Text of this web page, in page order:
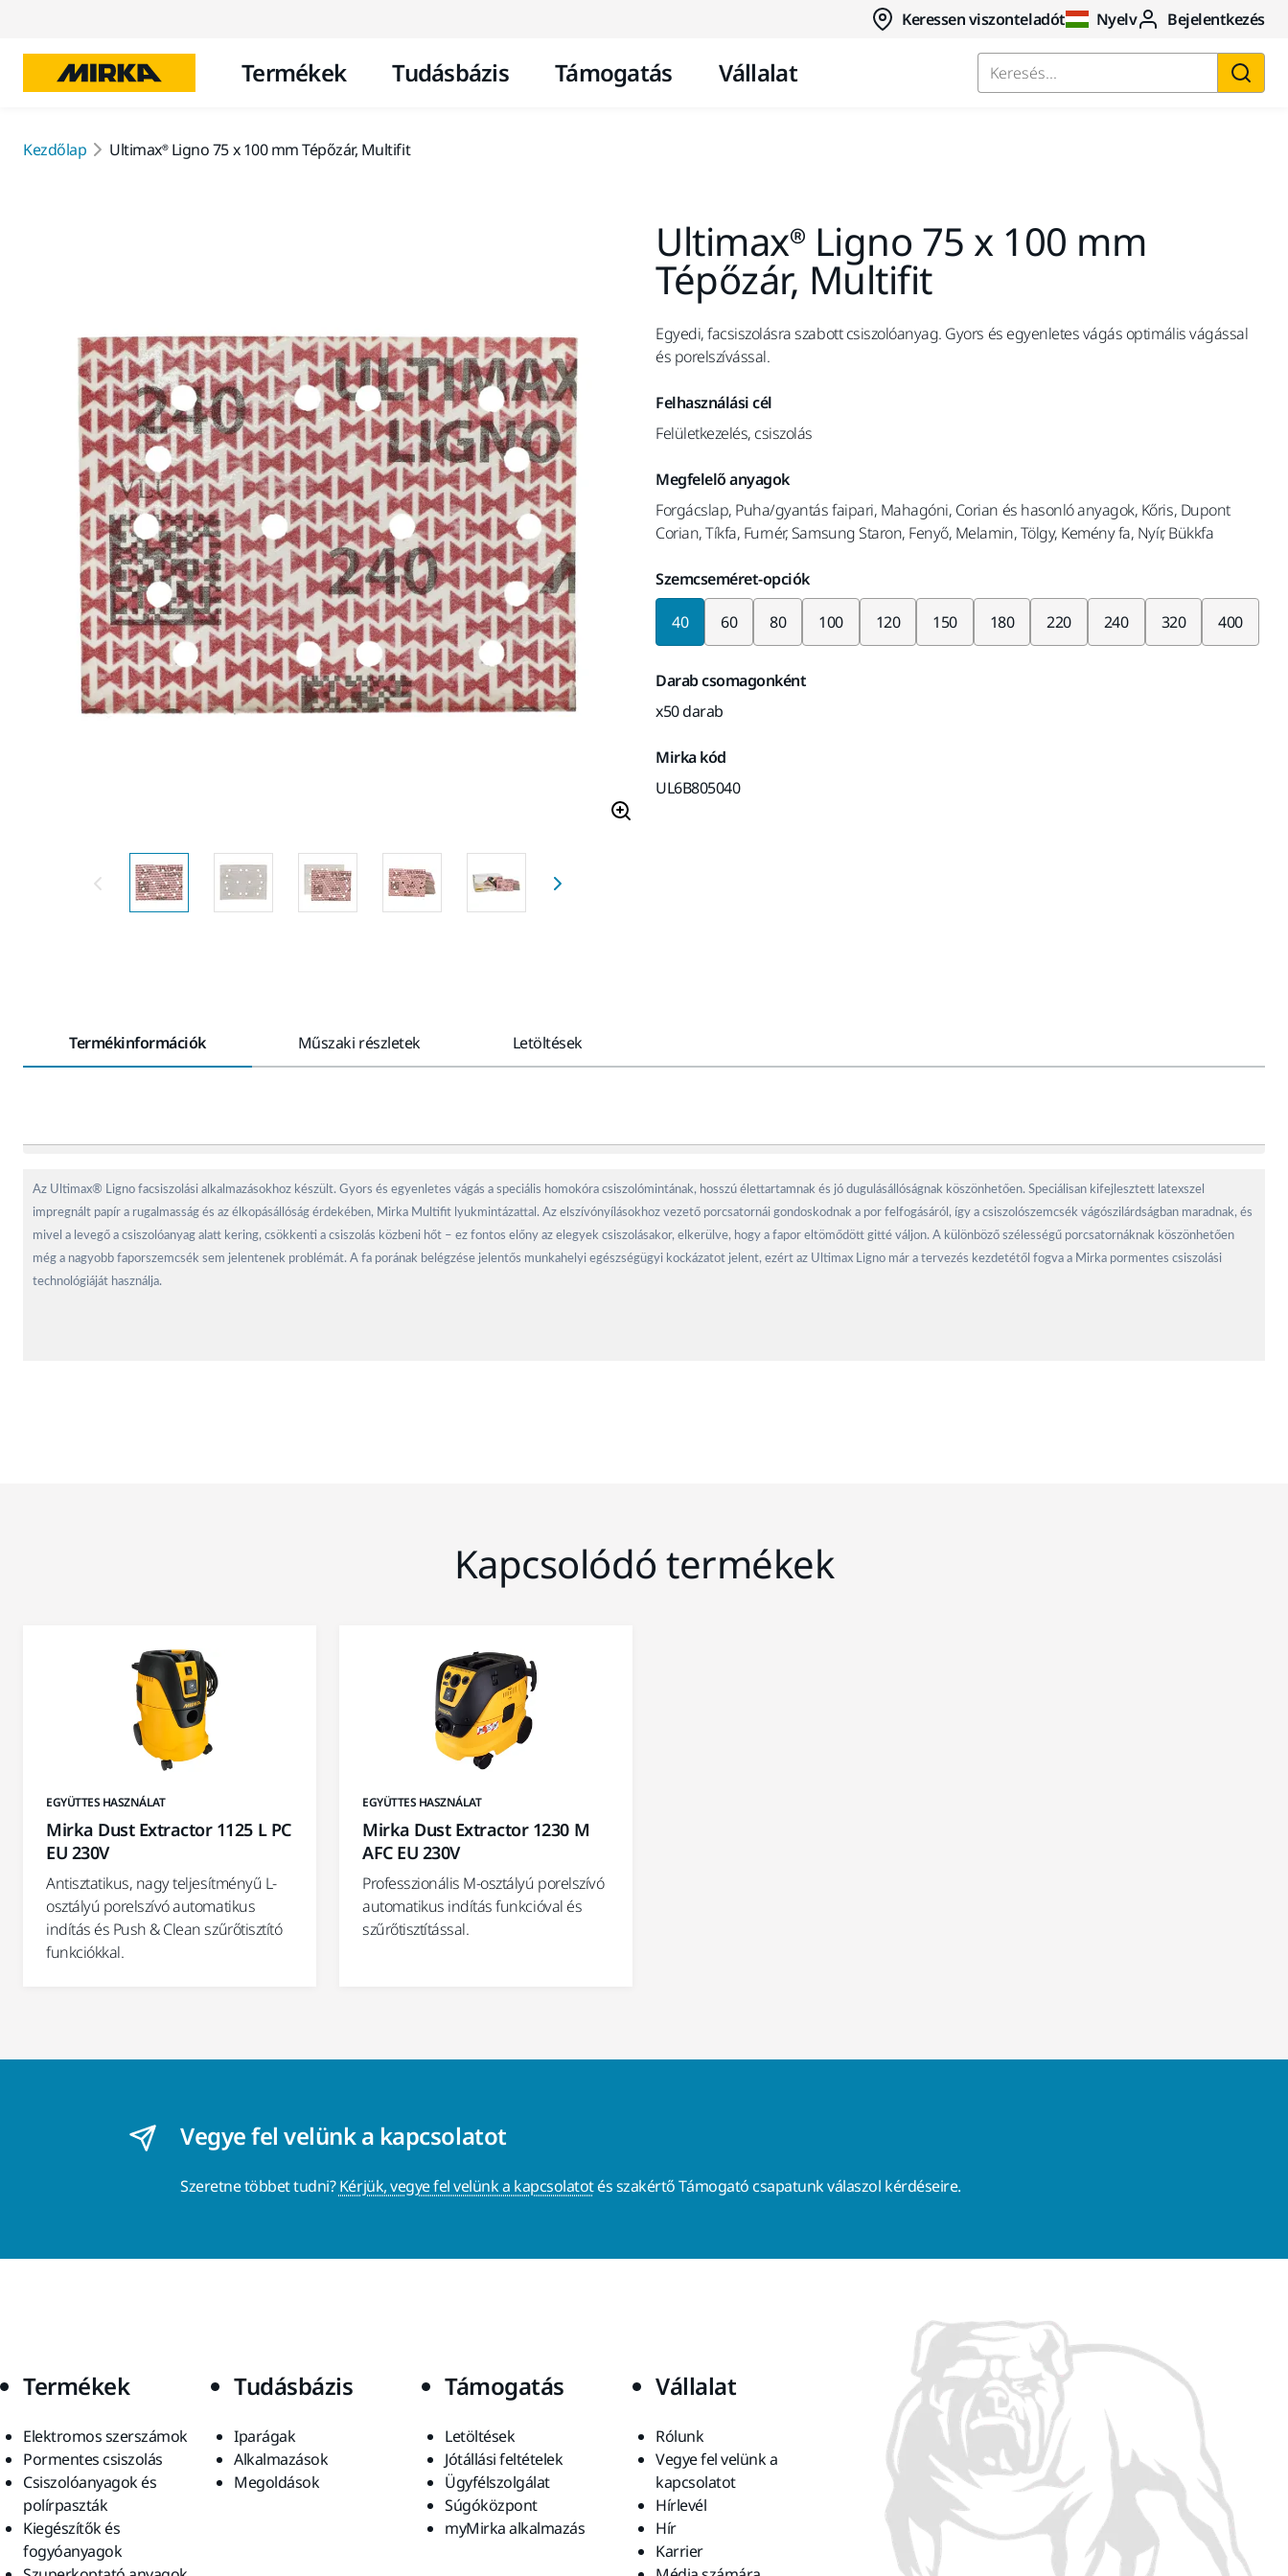
Keressen viszonteladót Nyelv Bejelentkezés
Termékek Tudásbázis Támogatás Vállalat Keresés...
Kezdőlap Ultimax® Ligno 75 x 100 mm Tépőzár, Multifit
Ultimax® Ligno 75 x 100 mm
Tépőzár, Multifit
Egyedi, facsiszolásra szabott csiszolóanyag. Gyors és egyenletes vágás optimális vágással
és porelszívással.
Felhasználási cél
Felületkezelés, csiszolás
Megfelelő anyagok
Forgácslap, Puha/gyantás faipari, Mahagóni, Corian és hasonló anyagok, Kőris, Dupont
Corian, Tíkfa, Furnér, Samsung Staron, Fenyő, Melamin, Tölgy, Kemény fa, Nyír, Bükkfa
Szemcseméret-opciók
40 60 80 100 120 150 180 220 240 320 400
Darab csomagonként
x50 darab
Mirka kód
UL6B805040
Termékinformációk Műszaki részletek Letöltések
Az Ultimax® Ligno facsiszolási alkalmazásokhoz készült. Gyors és egyenletes vágás a speciális homokóra csiszolómintának, hosszú élettartamnak és jó dugulásállóságnak köszönhetően. Speciálisan kifejlesztett latexszel
impregnált papír a rugalmasság és az élkopásállóság érdekében, Mirka Multifit lyukmintázattal. Az elszívónyílásokhoz vezető porcsatornái gondoskodnak a por felfogásáról, így a csiszolószemcsék vágószilárdságban maradnak, és
mivel a levegő a csiszolóanyag alatt kering, csökkenti a csiszolás közbeni hőt – ez fontos előny az elegyek csiszolásakor, elkerülve, hogy a fapor eltömődött gitté váljon. A különböző szélességű porcsatornáknak köszönhetően
még a nagyobb faporszemcsék sem jelentenek problémát. A fa porának belégzése jelentős munkahelyi egészségügyi kockázatot jelent, ezért az Ultimax Ligno már a tervezés kezdetétől fogva a Mirka pormentes csiszolási
technológiáját használja.
Kapcsolódó termékek
EGYÜTTES HASZNÁLAT
Mirka Dust Extractor 1125 L PC
EU 230V
Antisztatikus, nagy teljesítményű L-
osztályú porelszívó automatikus
indítás és Push & Clean szűrőtisztító
funkciókkal.
EGYÜTTES HASZNÁLAT
Mirka Dust Extractor 1230 M
AFC EU 230V
Professzionális M-osztályú porelszívó
automatikus indítás funkcióval és
szűrőtisztítással.
Vegye fel velünk a kapcsolatot
Szeretne többet tudni?Kérjük, vegye fel velünk a kapcsolatotés szakértő Támogató csapatunk válaszol kérdéseire.
Termékek
Elektromos szerszámok
Pormentes csiszolás
Csiszolóanyagok és
polírpaszták
Kiegészítők és
fogyóanyagok
Tudásbázis
Iparágak
Alkalmazások
Megoldások
Támogatás
Letöltések
Jótállási feltételek
Ügyfélszolgálat
Súgóközpont
myMirka alkalmazás
Vállalat
Rólunk
Vegye fel velünk a
kapcsolatot
Hírlevél
Hír
Karrier